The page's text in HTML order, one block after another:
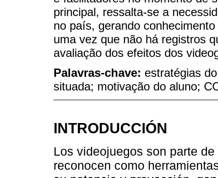
principal, ressalta-se a
no país, gerando
uma vez que não há registros
avaliação dos efeitos dos
Palavras-chave: estratégias
situada; motivação do aluno;
INTRODUCCIÓN
Los videojuegos son parte
reconocen como